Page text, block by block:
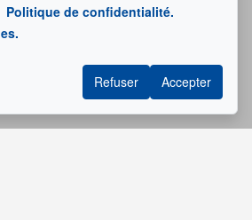
Politique de confidentialité.
Refuser Accepter